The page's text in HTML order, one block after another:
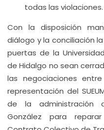
todas las violaciones.
Con la disposición
diálogo y la conciliación
puertas de la
de Hidalgo no sean
las negociaciones
representación del
de la administración
González para